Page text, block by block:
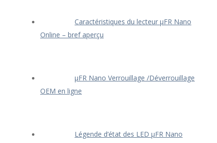
Caractéristiques du lecteur μFR Nano
Online – bref aperçu
μFR Nano Verrouillage /Déverrouillage
OEM en ligne
Légende d’état des LED μFR Nano